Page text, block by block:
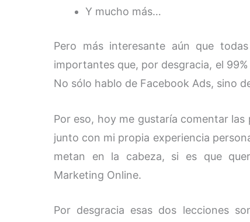
Y mucho más…
Pero más interesante aún que
importantes que, por desgracia, el
No sólo hablo de Facebook Ads, sino
Por eso, hoy me gustaría comentar
junto con mi propia experiencia
metan en la cabeza, si es que
Marketing Online.
Por desgracia esas dos lecciones